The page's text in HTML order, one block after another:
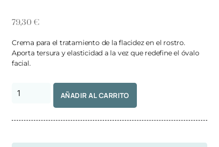
79,30 €
Crema para el tratamiento de la flacidez en el rostro.
Aporta tersura y elasticidad a la vez que redefine el óvalo
facial.
AÑADIR AL CARRITO